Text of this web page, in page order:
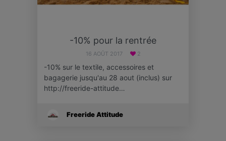
-10% pour la rentrée
16 AOÛT 2017 2
-10% sur le textile, accessoires et
bagagerie jusqu'au 28 aout (inclus) sur
http://freeride-attitude…
Freeride Attitude